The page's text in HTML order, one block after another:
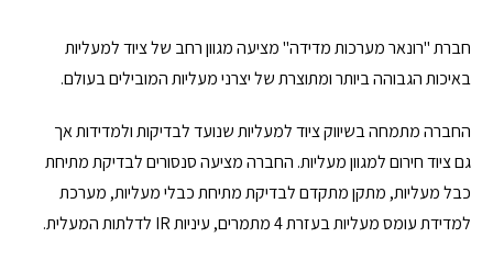
חברת "רונאר מערכות מדידה" מציעה מגוון רחב של ציוד למעליות
באיכות הגבוהה ביותר ומתוצרת של יצרני מעליות המובילים בעולם.
החברה מתמחה בשיווק ציוד למעליות שנועד לבדיקות ולמדידות אך
גם ציוד חירום למגוון מעליות. החברה מציעה סנסורים לבדיקת מתיחת
כבל מעליות, מתקן מתקדם לבדיקת מתיחת כבלי מעליות, מערכת
למדידת עומס מעליות בעזרת 4 מתמרים, עיניות IR לדלתות המעלית.